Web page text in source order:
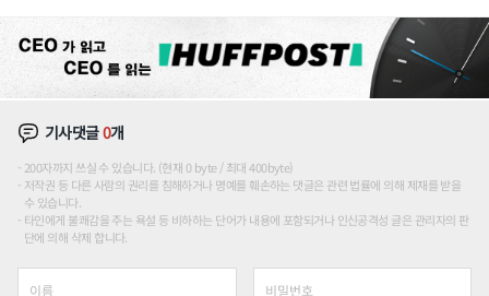
기사댓글0개
200자까지 쓰실 수 있습니다. (현재 0 byte / 최대 400byte)
저작권 등 다른 사람의 권리를 침해하거나 명예를 훼손하는 댓글은 관련 법률에 의해 제재를 받을
수 있습니다.
타인에게 불쾌감을 주는 욕설 등 비하하는 단어가 내용에 포함되거나 인신공격성 글은 관리자의 판
단에 의해 삭제 합니다.